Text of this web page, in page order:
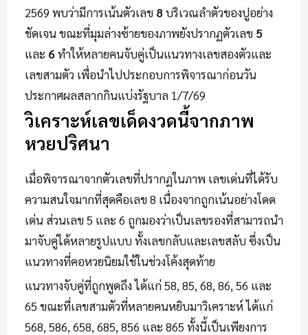
2569 พบว่ามีการเน้นตัวเลข 8บริเวณลำตัวของปูอย่าง
ชัดเจน ขณะที่มุมล่างซ้ายของภาพยังปรากฏตัวเลข 5
และ 6ทำให้หลายคนจับคู่เป็นแนวทางเลขสองตัวและ
เลขสามตัว เพื่อนำไปประกอบการพิจารณาก่อนวัน
ประกาศผลสลากกินแบ่งรัฐบาล 1/7/69
วิเคราะห์เลขเด็ดงวดนี้จากภาพ
หวยปริศนา
เมื่อพิจารณาจากตัวเลขที่ปรากฏในภาพ เลขเด่นที่ได้รับ
ความสนใจมากที่สุดคือเลข 8 เนื่องจากถูกเน้นอย่างโดด
เด่น ส่วนเลข 5 และ 6 ถูกมองว่าเป็นเลขรองที่สามารถนำ
มาจับคู่ได้หลายรูปแบบ ทั้งเลขกลับและเลขสลับ ซึ่งเป็น
แนวทางที่คอหวยนิยมใช้ในช่วงโค้งสุดท้าย
แนวทางจับคู่ที่ถูกพูดถึง ได้แก่ 58, 85, 68, 86, 56 และ
65 ขณะที่เลขสามตัวที่หลายคนหยิบมาวิเคราะห์ ได้แก่
568, 586, 658, 685, 856 และ 865 ทั้งนี้เป็นเพียงการ